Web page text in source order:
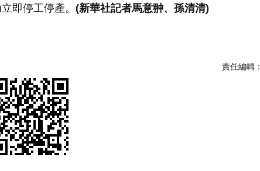
即停工停產。 (新華社記者馬意翀、孫清清)
責任編輯：